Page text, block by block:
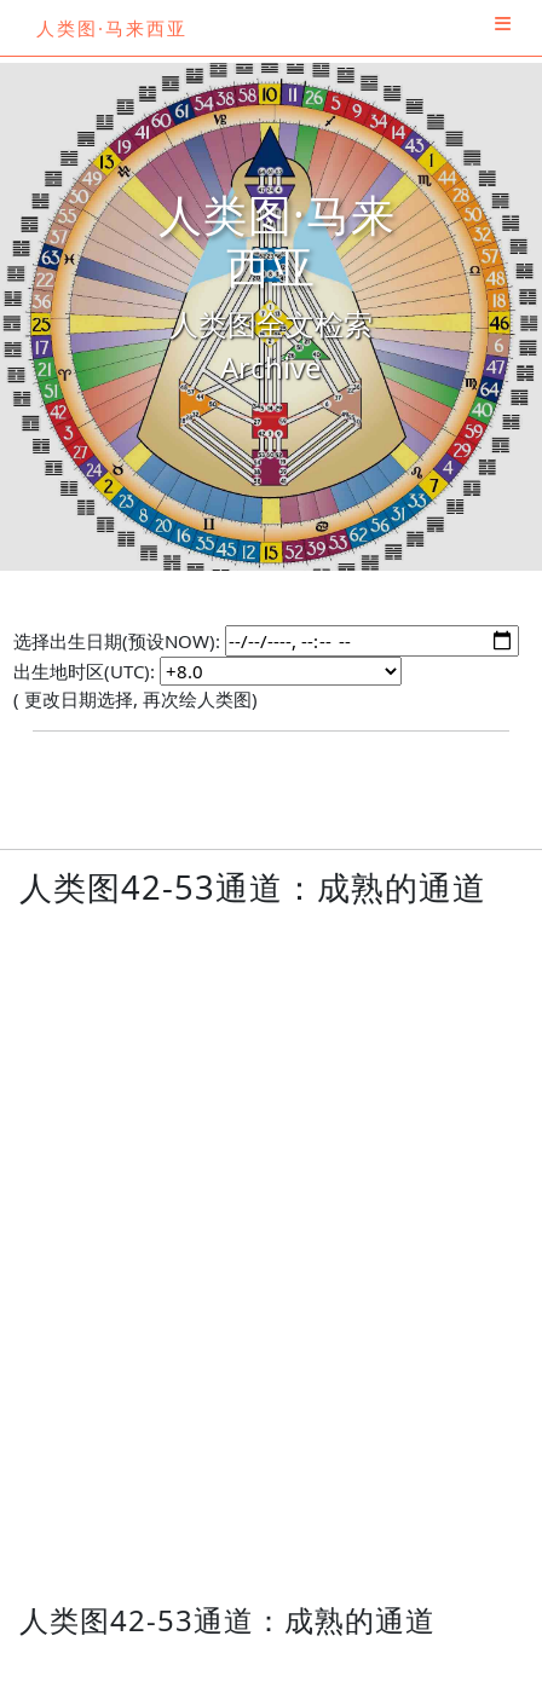
人类图·马来西亚
人类图·马来
西亚
人类图全文检索
Archive
选择出生日期(预设NOW):
出生地时区(UTC):
( 更改日期选择, 再次绘人类图)
人类图42-53通道：成熟的通道
人类图42-53通道：成熟的通道